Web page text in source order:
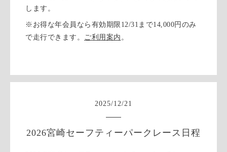
します。
※お得な年会員なら有効期限12/31まで14,000円のみ
で走行できます。 ご利用案内 。
2025/12/21
2026宮崎セーフティーパークレース日程